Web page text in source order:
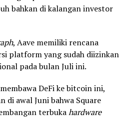
bahkan di kalangan investor
, Aave memiliki rencana
platformyang sudah diizinkan
pada bulan Juli ini.
DeFi kebitcoinini,
di awal Juni bahwa Square
terbukahardware